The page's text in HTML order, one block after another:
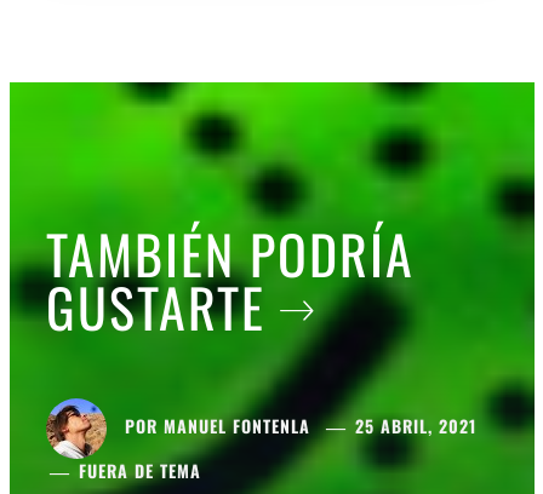
TAMBIÉN PODRÍA
GUSTARTE
POR MANUEL FONTENLA
25 ABRIL, 2021
FUERA DE TEMA